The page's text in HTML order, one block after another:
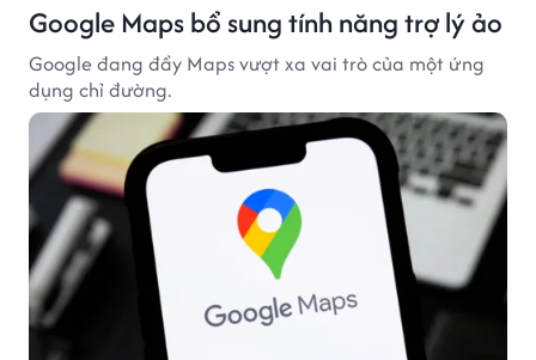
Google Maps bổ sung tính năng trợ lý ảo
Google đang đẩy Maps vượt xa vai trò của một ứng
dụng chỉ đường.